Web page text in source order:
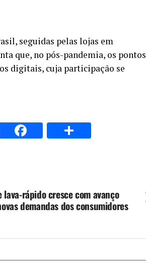
seguidas pelas lojas em
que, no pós-pandemia, os pontos
digitais, cuja participação se
Email Facebook
lava-rápido cresce com avanço
demandas dos consumidores